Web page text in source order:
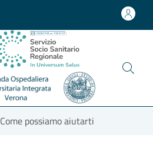
Come possiamo aiutarti